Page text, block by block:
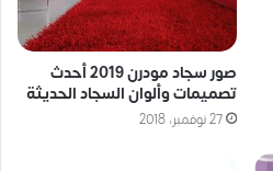
صور سجاد مودرن 2019 أحدث
تصميمات وألوان السجاد الحديثة
27 نوفمبر، 2018